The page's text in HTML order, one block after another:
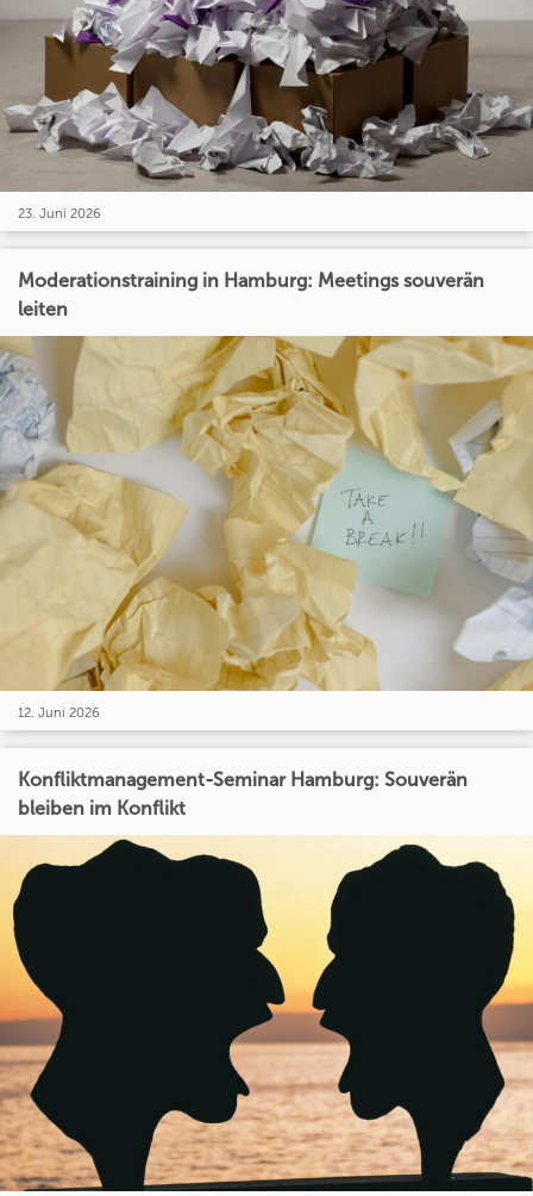
23. Juni 2026
Moderationstraining in Hamburg: Meetings souverän
leiten
12. Juni 2026
Konfliktmanagement-Seminar Hamburg: Souverän
bleiben im Konflikt